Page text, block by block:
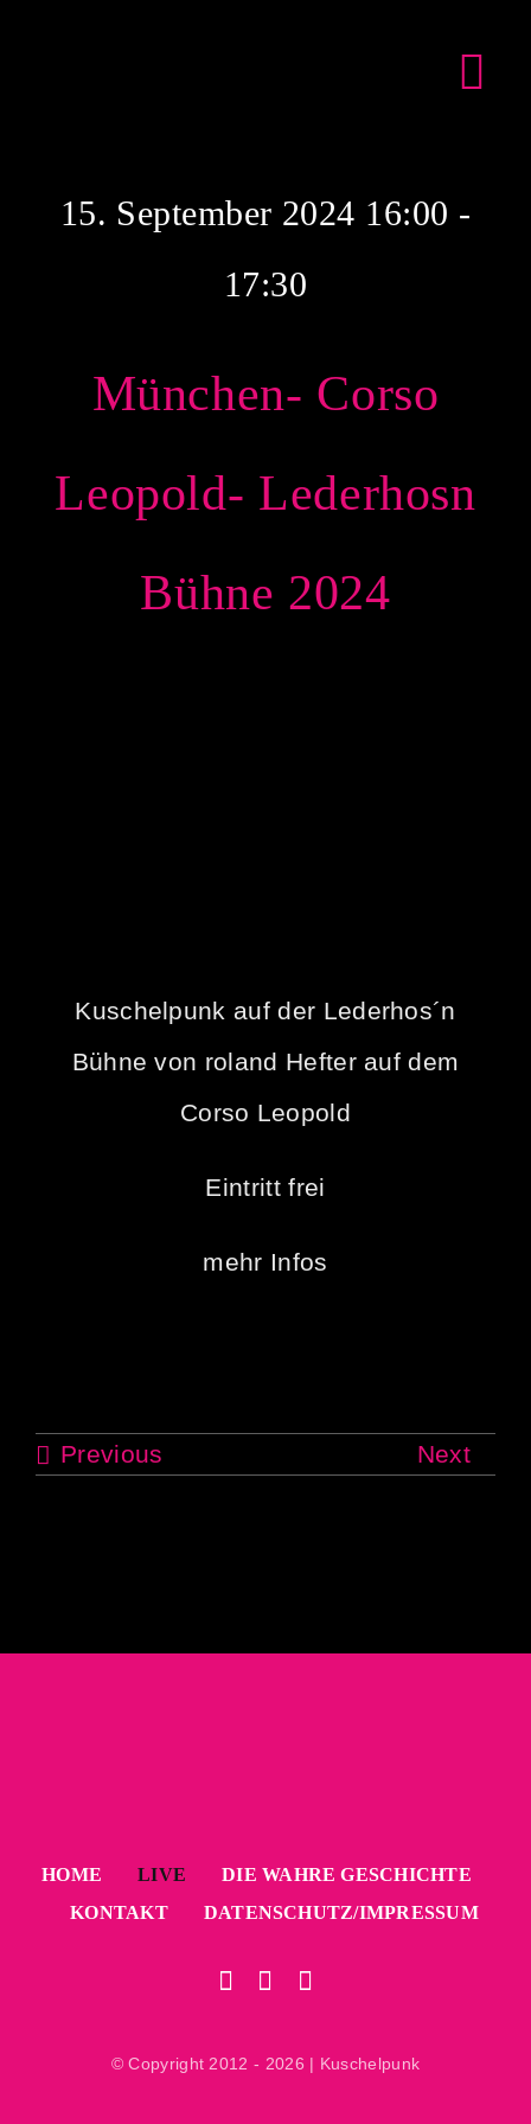
15. September 2024 16:00 -
17:30
München- Corso
Leopold- Lederhosn
Bühne 2024
Kuschelpunk auf der Lederhos´n
Bühne von roland Hefter auf dem
Corso Leopold
Eintritt frei
mehr Infos
Previous Next
HOME LIVE
DIE WAHRE GESCHICHTE
KONTAKT
DATENSCHUTZ/IMPRESSUM
© Copyright 2012 - 2026 | Kuschelpunk